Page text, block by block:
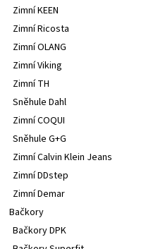
Zimní KEEN
Zimní Ricosta
Zimní OLANG
Zimní Viking
Zimní TH
Sněhule Dahl
Zimní COQUI
Sněhule G+G
Zimní Calvin Klein Jeans
Zimní DDstep
Zimní Demar
Bačkory
Bačkory DPK